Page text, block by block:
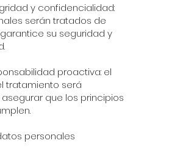
y confidencialidad:
serán tratados de
su seguridad y
proactiva: el
tratamiento será
que los principios
personales